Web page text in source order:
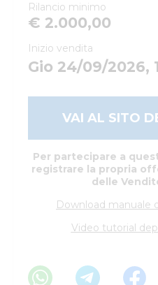
Rilancio minimo
€ 2.000,00
Inizio vendita
Gio 24/09/2026,
VAI AL SITO
Per partecipare a
registrare la propria
delle
Download manuale
Video tutorial